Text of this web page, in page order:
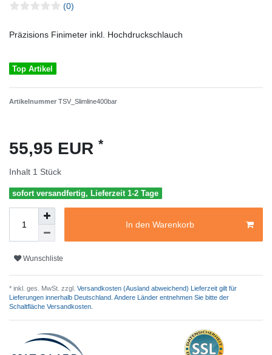
(0)
Präzisions Finimeter inkl. Hochdruckschlauch
Top Artikel
Artikelnummer TSV_Slimline400bar
55,95 EUR *
Inhalt 1 Stück
sofort versandfertig, Lieferzeit 1-2 Tage
In den Warenkorb
Wunschliste
* inkl. ges. MwSt. zzgl.
Versandkosten (Ausland abweichend) Lieferzeit gilt für
Lieferungen innerhalb Deutschland. Andere Länder entnehmen Sie bitte der
Schaltfläche Versandkosten.